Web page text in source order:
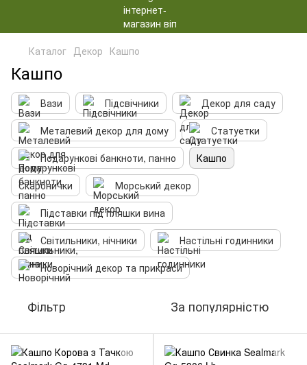
Каталог Декор Кашпо
Кашпо
Вази Підсвічники
Декор для саду
Металевий декор для дому
Статуетки
Подарункові банкноти, панно
Кашпо
Скарбнички
Морський декор
Підставки під пляшки вина
Світильники, нічники
Настільні годинники
Новорічний декор та прикраси
Фільтр За популярністю